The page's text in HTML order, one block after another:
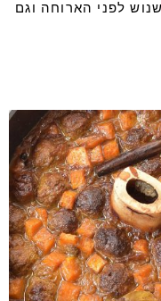
לפני הארוחה וגם